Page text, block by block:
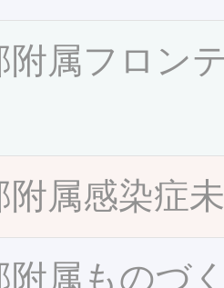
附属フロン
附属感染症
附属ものづ